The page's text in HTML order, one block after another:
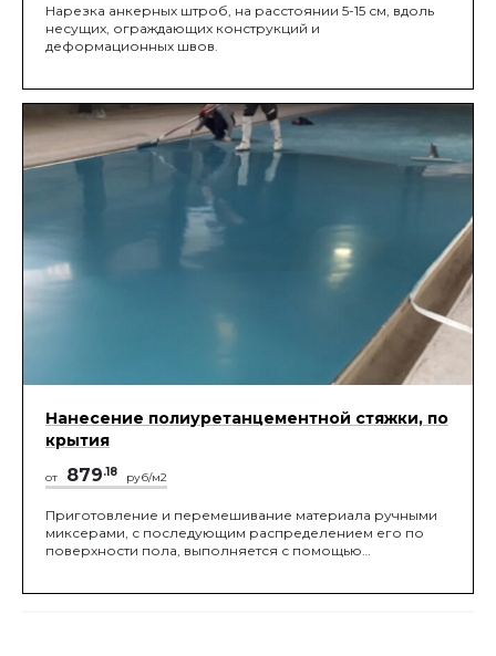
Нарезка анкерных штроб, на расстоянии 5-15 см, вдоль
несущих, ограждающих конструкций и
деформационных швов.
Нанесение полиуретанцементной стяжки, по
крытия
от 879.18 руб/м2
Приготовление и перемешивание материала ручными
миксерами, с последующим распределением его по
поверхности пола, выполняется с помощью